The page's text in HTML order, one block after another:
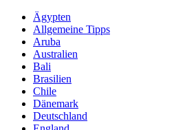
Ägypten
Allgemeine Tipps
Aruba
Australien
Bali
Brasilien
Chile
Dänemark
Deutschland